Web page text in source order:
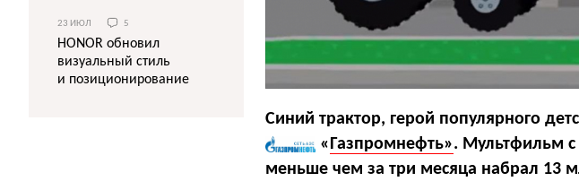
Синий трактор, герой популярного
«Газпромнефть». Мультфильм с
меньше чем за три месяца набрал 13
23 ИЮЛ 5
HONOR обновил
визуальный стиль
и позиционирование